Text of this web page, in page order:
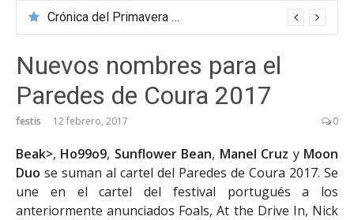
Crónica del Primavera Sound Porto 2026
Nuevos nombres para el
Paredes de Coura 2017
festis 12 febrero, 2017 0
Beak>, Ho99o9, Sunflower Bean, Manel Cruz y Moon
Duo se suman al cartel del Paredes de Coura 2017. Se
une en el cartel del festival portugués a los
anteriormente anunciados Foals, At the Drive In, Nick